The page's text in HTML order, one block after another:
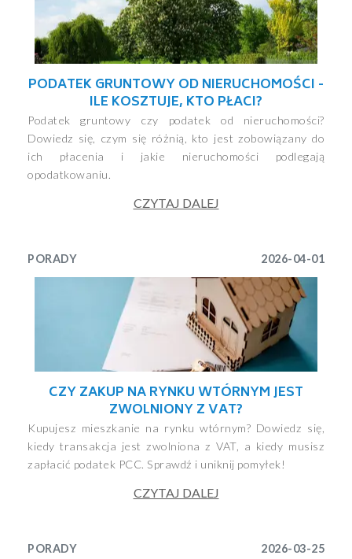
PODATEK GRUNTOWY OD NIERUCHOMOŚCI -
ILE KOSZTUJE, KTO PŁACI?
Podatek gruntowy czy podatek od nieruchomości?
Dowiedz się, czym się różnią, kto jest zobowiązany do
ich płacenia i jakie nieruchomości podlegają
opodatkowaniu.
CZYTAJ DALEJ
PORADY 2026-04-01
CZY ZAKUP NA RYNKU WTÓRNYM JEST
ZWOLNIONY Z VAT?
Kupujesz mieszkanie na rynku wtórnym? Dowiedz się,
kiedy transakcja jest zwolniona z VAT, a kiedy musisz
zapłacić podatek PCC. Sprawdź i uniknij pomyłek!
CZYTAJ DALEJ
PORADY 2026-03-25